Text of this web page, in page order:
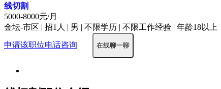
线切割
5000-8000元/月
金坛-市区 | 招1人 | 男 | 不限学历 | 不限工作经验 | 年龄18以上
申请该职位电话咨询 在线聊一聊